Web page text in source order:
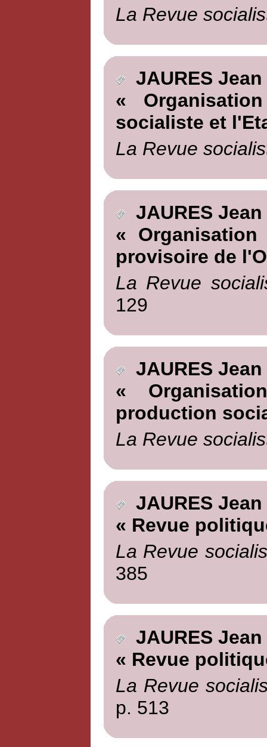
La Revue
JAURES Jean
«
socialiste et
La Revue
JAURES Jean
«
provisoire de
La Revue
129
JAURES Jean
«
production
La Revue
JAURES Jean
« Revue
La Revue
385
JAURES Jean
« Revue
La Revue
p. 513